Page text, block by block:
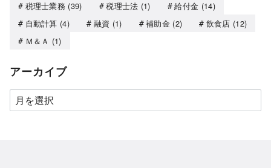
税理士業務 (39) 税理士法 (1) 給付金 (14)
自動計算 (4) 融資 (1) 補助金 (2) 飲食店 (12)
Ｍ＆Ａ (1)
アーカイブ